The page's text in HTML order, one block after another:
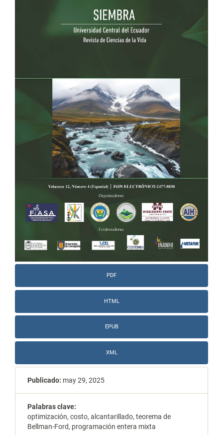
PDF
HTML
EPUB
XML
Publicado: may 29, 2025
Palabras clave:
optimización, costo, alcantarillado, teorema de
Bellman-Ford, programación entera mixta